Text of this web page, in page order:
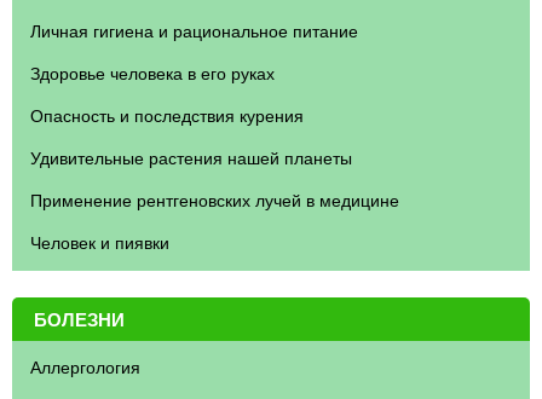
Личная гигиена и рациональное питание
Здоровье человека в его руках
Опасность и последствия курения
Удивительные растения нашей планеты
Применение рентгеновских лучей в медицине
Человек и пиявки
БОЛЕЗНИ
Аллергология